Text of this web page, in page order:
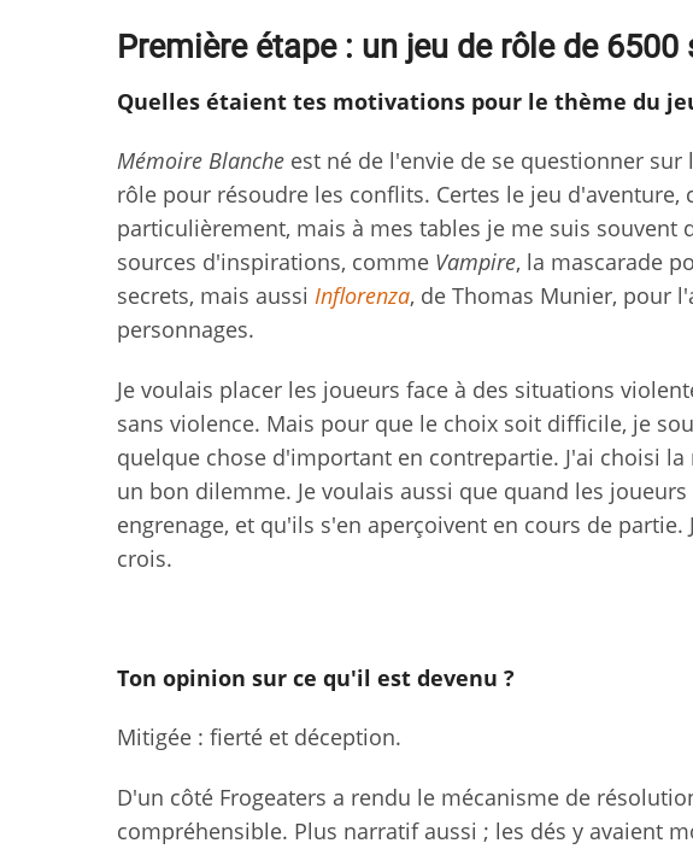
Première étape : un jeu de rôle de 6500
Quelles étaient tes motivations pour le thème du
Mémoire Blanche est né de l'envie de se questionner
rôle pour résoudre les conflits. Certes le jeu
particulièrement, mais à mes tables je me suis souvent
sources d'inspirations, comme Vampire, la mascarade
secrets, mais aussi Inflorenza, de Thomas Munier, pour
personnages.
Je voulais placer les joueurs face à des situations
sans violence. Mais pour que le choix soit difficile, je
quelque chose d'important en contrepartie. J'ai choisi
un bon dilemme. Je voulais aussi que quand les
engrenage, et qu'ils s'en aperçoivent en cours de
crois.
Ton opinion sur ce qu'il est devenu ?
Mitigée : fierté et déception.
D'un côté Frogeaters a rendu le mécanisme de
compréhensible. Plus narratif aussi ; les dés y avaient